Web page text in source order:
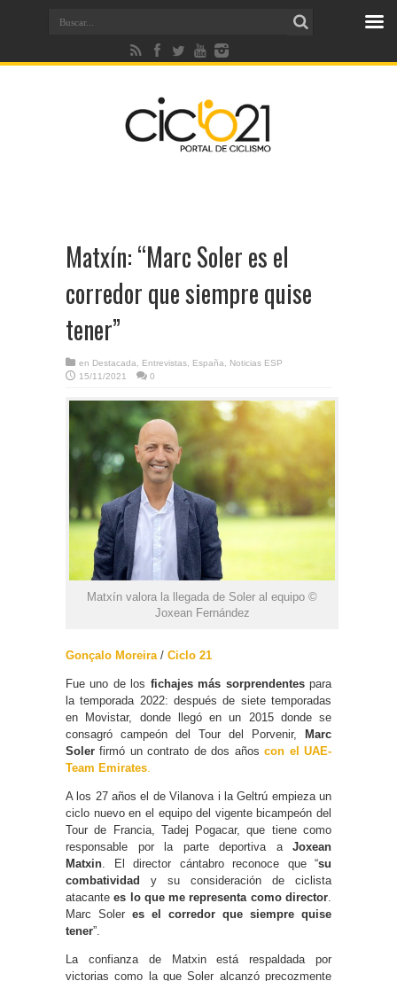
Matxín: “Marc Soler es el
corredor que siempre quise
tener”
en Destacada Entrevistas España
Noticias ESP
15/11/2021
0
Matxín valora la llegada de Soler al equipo ©
Joxean Fernández
Gonçalo Moreira / Ciclo 21
Fue uno de los fichajes más sorprendentespara
la temporada 2022: después de siete temporadas
en Movistar, donde llegó en un 2015 donde se
consagró campeón del Tour del Porvenir, Marc
Solerfirmó un contrato de dos añoscon el UAE-
Team Emirates
A los 27 años el de Vilanova i la Geltrú empieza un
ciclo nuevo en el equipo del vigente bicampeón del
Tour de Francia, Tadej Pogacar, que tiene como
responsable por la parte deportiva a Joxean
Matxin . El director cántabro reconoce que “su
combatividad y su consideración de ciclista
atacante es lo que me representa como director
Marc Soler es el corredor que siempre quise
tener”.
La confianza de Matxin está respaldada por
victorias como la que Soler alcanzó precozmente